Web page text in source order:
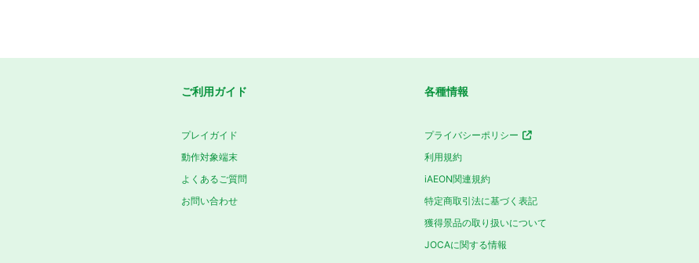
ご利用ガイド
プレイガイド
動作対象端末
よくあるご質問
お問い合わせ
各種情報
プライバシーポリシー
利用規約
iAEON関連規約
特定商取引法に基づく表記
獲得景品の取り扱いについて
JOCAに関する情報